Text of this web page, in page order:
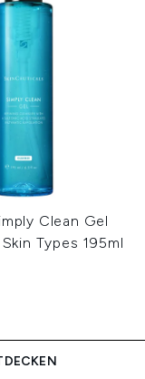
Clean Gel
Types 195ml